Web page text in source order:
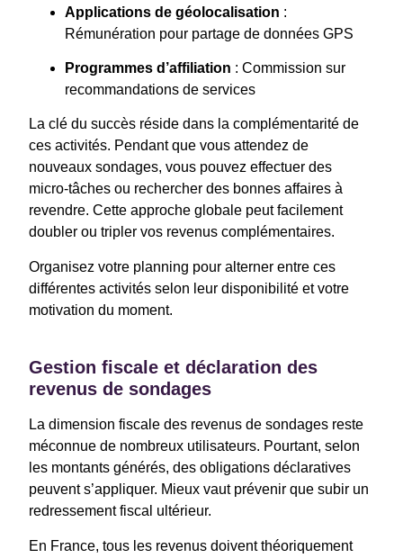
Applications de géolocalisation :
Rémunération pour partage de données GPS
Programmes d’affiliation : Commission sur
recommandations de services
La clé du succès réside dans la complémentarité de
ces activités. Pendant que vous attendez de
nouveaux sondages, vous pouvez effectuer des
micro-tâches ou rechercher des bonnes affaires à
revendre. Cette approche globale peut facilement
doubler ou tripler vos revenus complémentaires.
Organisez votre planning pour alterner entre ces
différentes activités selon leur disponibilité et votre
motivation du moment.
Gestion fiscale et déclaration des
revenus de sondages
La dimension fiscale des revenus de sondages reste
méconnue de nombreux utilisateurs. Pourtant, selon
les montants générés, des obligations déclaratives
peuvent s’appliquer. Mieux vaut prévenir que subir un
redressement fiscal ultérieur.
En France, tous les revenus doivent théoriquement